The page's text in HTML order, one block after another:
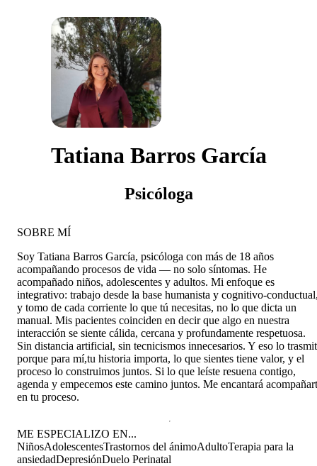
Tatiana Barros García
Psicóloga
SOBRE MÍ
Soy Tatiana Barros García, psicóloga con más de 18 años
acompañando procesos de vida — no solo síntomas. He
acompañado niños, adolescentes y adultos. Mi enfoque es
integrativo: trabajo desde la base humanista y cognitivo-
y tomo de cada corriente lo que tú necesitas, no lo que dicta un
manual. Mis pacientes coinciden en decir que algo en nuestra
interacción se siente cálida, cercana y profundamente respetuosa.
Sin distancia artificial, sin tecnicismos innecesarios. Y eso lo
porque para mí,tu historia importa, lo que sientes tiene valor, y el
proceso lo construimos juntos. Si lo que leíste resuena contigo,
agenda y empecemos este camino juntos. Me encantará
en tu proceso.
ME ESPECIALIZO EN...
NiñosAdolescentesTrastornos del ánimoAdultoTerapia para la
ansiedadDepresiónDuelo Perinatal